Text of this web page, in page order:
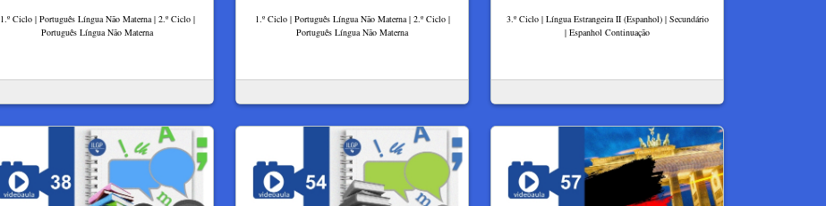
1.º Ciclo | Português Língua Não Materna | 2.º Ciclo |
Português Língua Não Materna
1.º Ciclo | Português Língua Não Materna | 2.º Ciclo |
Português Língua Não Materna
3.º Ciclo | Língua Estrangeira II (Espanhol) | Secundário
| Espanhol Continuação